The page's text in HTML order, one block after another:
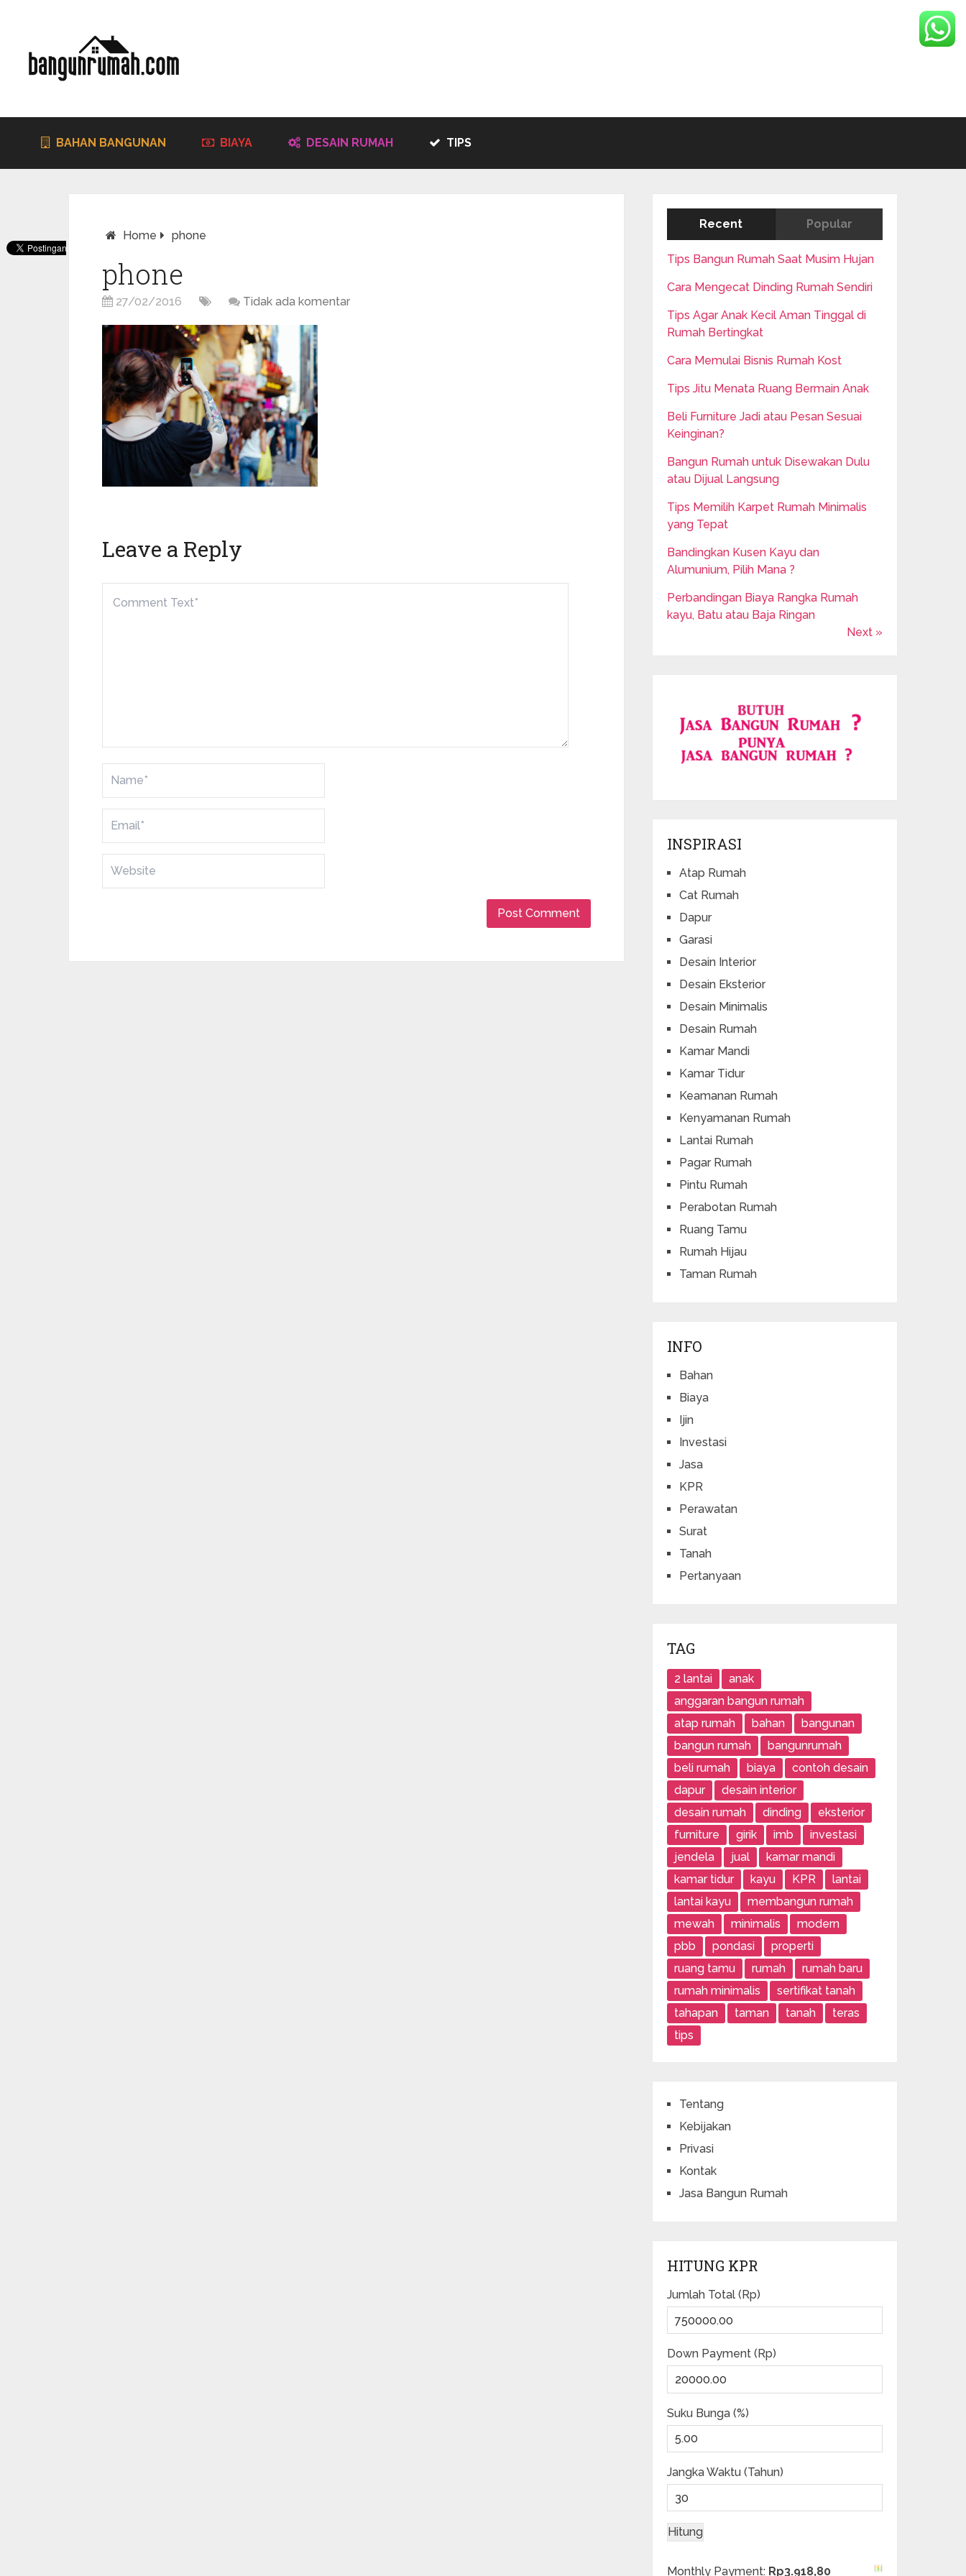
BAHAN BANGUNAN BIAYA DESAIN RUMAH TIPS
Home phone
phone
27/02/2016 Tidak ada komentar
Leave a Reply
Recent Popular
Tips Bangun Rumah Saat Musim Hujan
Cara Mengecat Dinding Rumah Sendiri
Tips Agar Anak Kecil Aman Tinggal di
Rumah Bertingkat
Cara Memulai Bisnis Rumah Kost
Tips Jitu Menata Ruang Bermain Anak
Beli Furniture Jadi atau Pesan Sesuai
Keinginan?
Bangun Rumah untuk Disewakan Dulu
atau Dijual Langsung
Tips Memilih Karpet Rumah Minimalis
yang Tepat
Bandingkan Kusen Kayu dan
Alumunium, Pilih Mana ?
Perbandingan Biaya Rangka Rumah
kayu, Batu atau Baja Ringan
Next »
INSPIRASI
Atap Rumah
Cat Rumah
Dapur
Garasi
Desain Interior
Desain Eksterior
Desain Minimalis
Desain Rumah
Kamar Mandi
Kamar Tidur
Keamanan Rumah
Kenyamanan Rumah
Lantai Rumah
Pagar Rumah
Pintu Rumah
Perabotan Rumah
Ruang Tamu
Rumah Hijau
Taman Rumah
INFO
Bahan
Biaya
Ijin
Investasi
Jasa
KPR
Perawatan
Surat
Tanah
Pertanyaan
TAG
2 lantai
anak
anggaran bangun rumah
atap rumah
bahan
bangunan
bangun rumah
bangunrumah
beli rumah
biaya
contoh desain
dapur
desain interior
desain rumah
dinding
eksterior
furniture
girik imb
investasi
jendela
jual
kamar mandi
kamar tidur
kayu KPR
lantai
lantai kayu
membangun rumah
mewah
minimalis
modern
pbb
pondasi
properti
ruang tamu
rumah
rumah baru
rumah minimalis
sertifikat tanah
tahapan
taman tanah
teras
tips
Tentang
Kebijakan
Privasi
Kontak
Jasa Bangun Rumah
HITUNG KPR
Jumlah Total (Rp)
Down Payment (Rp)
Suku Bunga (%)
Jangka Waktu (Tahun)
Monthly Payment: Rp3.918,80